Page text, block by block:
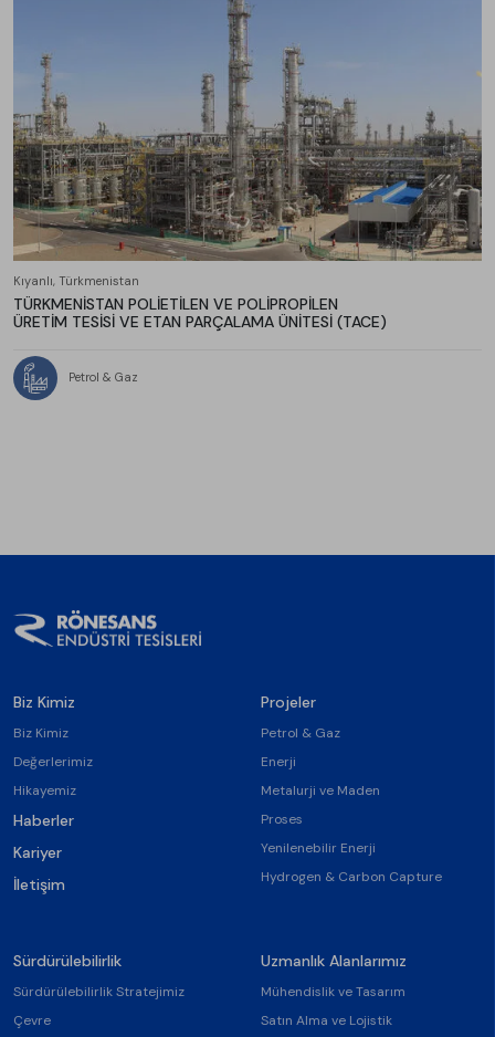
Kıyanlı, Türkmenistan
TÜRKMENİSTAN POLİETİLEN VE POLİPROPİLEN
ÜRETİM TESİSİ VE ETAN PARÇALAMA ÜNİTESİ (TACE)
Petrol & Gaz
Biz Kimiz
Biz Kimiz
Değerlerimiz
Hikayemiz
Haberler
Kariyer
İletişim
Projeler
Petrol & Gaz
Enerji
Metalurji ve Maden
Proses
Yenilenebilir Enerji
Hydrogen & Carbon Capture
Sürdürülebilirlik
Sürdürülebilirlik Stratejimiz
Çevre
Uzmanlık Alanlarımız
Mühendislik ve Tasarım
Satın Alma ve Lojistik